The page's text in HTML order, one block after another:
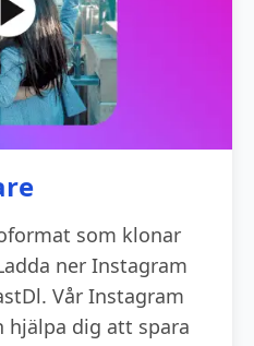
som klonar
ner Instagram
Vår Instagram
hjälpa dig att spara